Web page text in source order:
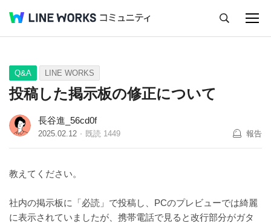
Q&A Tips Ideas
Q&A LINE WORKS
投稿した掲示板の修正について
長谷進_56cd0f
2025.02.12 既読 1449 報告
教えてください。
社内の掲示板に「必読」で投稿し、PCのプレビューでは綺麗
に表示されていましたが、携帯電話で見ると改行部分がガタ